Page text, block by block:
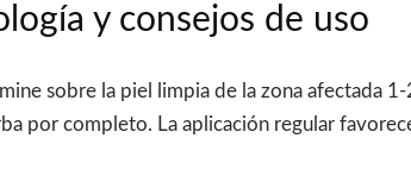
y consejos de uso
sobre la piel limpia de la zona afectada
por completo. La aplicación regular